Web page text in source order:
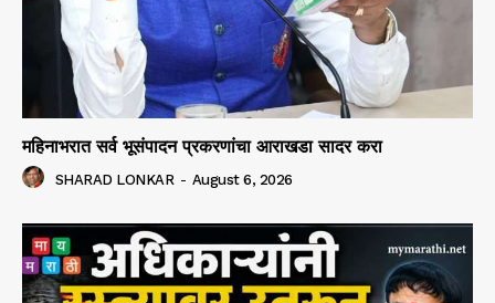
महिनाभरात सर्व भूसंपादन प्रकरणांचा आराखडा सादर करा
SHARAD LONKAR - August 6, 2026